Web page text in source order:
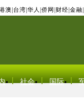
澳 台湾 华人 侨网 财经 金融
社会 国际